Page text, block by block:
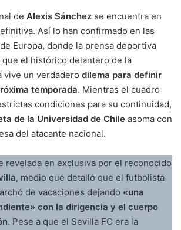
de Alexis Sánchez se encuentra en
Así lo han confirmado en las
Europa, donde la prensa deportiva
que el histórico delantero de la
vive un verdadero dilema para definir
temporada. Mientras el cuadro
condiciones para su continuidad,
de la Universidad de Chile asoma con
del atacante nacional.
revelada en exclusiva por el reconocido
, medio que detalló que el futbolista
de vacaciones dejando «una
con la dirigencia y el cuerpo
. Pese a que el Sevilla FC era la